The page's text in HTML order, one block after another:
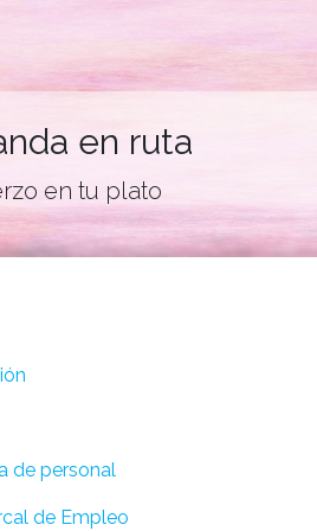
en ruta
en tu plato
de personal
de Empleo